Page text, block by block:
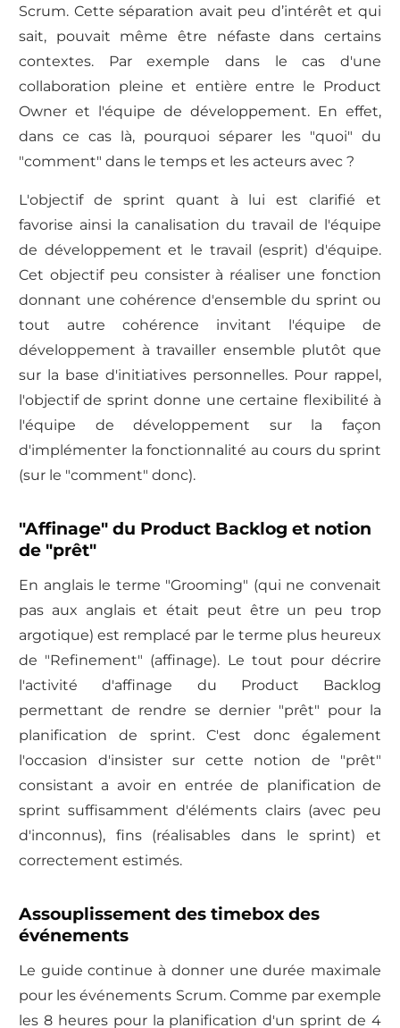
Scrum. Cette séparation avait peu d’intérêt et qui
sait, pouvait même être néfaste dans certains
contextes. Par exemple dans le cas d'une
collaboration pleine et entière entre le Product
Owner et l'équipe de développement. En effet,
dans ce cas là, pourquoi séparer les "quoi" du
"comment" dans le temps et les acteurs avec ?
L'objectif de sprint quant à lui est clarifié et
favorise ainsi la canalisation du travail de l'équipe
de développement et le travail (esprit) d'équipe.
Cet objectif peu consister à réaliser une fonction
donnant une cohérence d'ensemble du sprint ou
tout autre cohérence invitant l'équipe de
développement à travailler ensemble plutôt que
sur la base d'initiatives personnelles. Pour rappel,
l'objectif de sprint donne une certaine flexibilité à
l'équipe de développement sur la façon
d'implémenter la fonctionnalité au cours du sprint
(sur le "comment" donc).
"Affinage" du Product Backlog et notion
de "prêt"
En anglais le terme "Grooming" (qui ne convenait
pas aux anglais et était peut être un peu trop
argotique) est remplacé par le terme plus heureux
de "Refinement" (affinage). Le tout pour décrire
l'activité d'affinage du Product Backlog
permettant de rendre se dernier "prêt" pour la
planification de sprint. C'est donc également
l'occasion d'insister sur cette notion de "prêt"
consistant a avoir en entrée de planification de
sprint suffisamment d'éléments clairs (avec peu
d'inconnus), fins (réalisables dans le sprint) et
correctement estimés.
Assouplissement des timebox des
événements
Le guide continue à donner une durée maximale
pour les événements Scrum. Comme par exemple
les 8 heures pour la planification d'un sprint de 4